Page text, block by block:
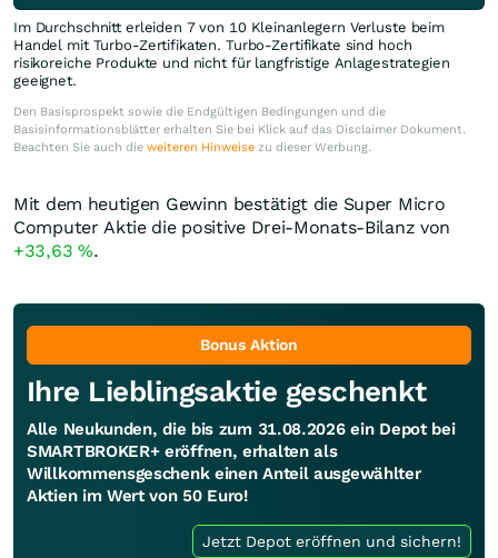
Im Durchschnitt erleiden 7 von 10 Kleinanlegern Verluste beim
Handel mit Turbo-Zertifikaten. Turbo-Zertifikate sind hoch
risikoreiche Produkte und nicht für langfristige Anlagestrategien
geeignet.
Den Basisprospekt sowie die Endgültigen Bedingungen und die
Basisinformationsblätter erhalten Sie bei Klick auf das Disclaimer Dokument.
Beachten Sie auch die weiteren Hinweise zu dieser Werbung.
Mit dem heutigen Gewinn bestätigt die Super Micro
Computer Aktie die positive Drei-Monats-Bilanz von
+33,63 %.
Bonus Aktion
Ihre Lieblingsaktie geschenkt
Alle Neukunden, die bis zum 31.08.2026 ein Depot bei
SMARTBROKER+ eröffnen, erhalten als
Willkommensgeschenk einen Anteil ausgewählter
Aktien im Wert von 50 Euro!
Jetzt Depot eröffnen und sichern!